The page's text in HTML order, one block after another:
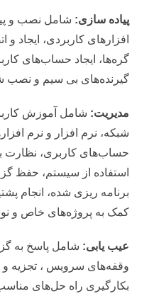
پیاده سازی: شامل نصب و
افزارهای کاربردی، ایجاد
گره‌ها، ایجاد حساب‌های
گیرنده‌های بی سیم و
مدیریت: شامل آموزش
شبکه، نرم افزار و نرم
حساب‌های کاربری، نظارت
استفاده از سیستم، حفظ
برنامه ریزی شده، انجام
کمک به پروژه‌های خاص و
عیب یابی: شامل پاسخ به
وقفه‌های سرویس ، تجزیه
بکارگیری راه حل‌های